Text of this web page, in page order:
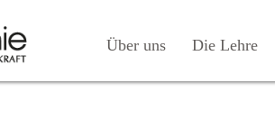
Über uns Die Lehre